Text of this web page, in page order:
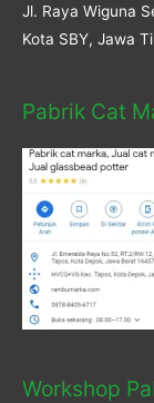
Jl. Raya Wiguna
Kota SBY, Jawa
Pabrik Cat
Workshop